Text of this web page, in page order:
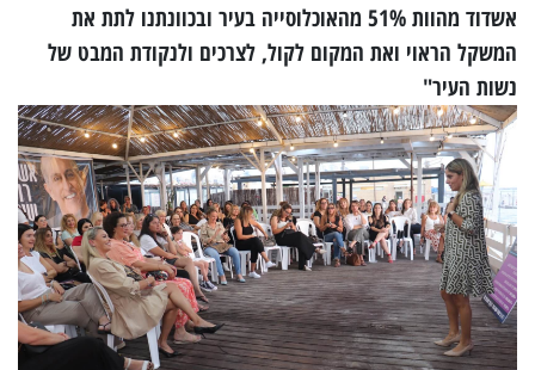
אשדוד מהוות 51% מהאוכלוסייה בעיר ובכוונתנו לתת את
המשקל הראוי ואת המקום לקול, לצרכים ולנקודת המבט של
נשות העיר"